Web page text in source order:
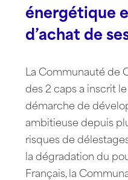
énergétique
d’achat de
La Communauté de
des 2 caps a inscrit
démarche de
ambitieuse depuis
risques de
la dégradation du
Français, la